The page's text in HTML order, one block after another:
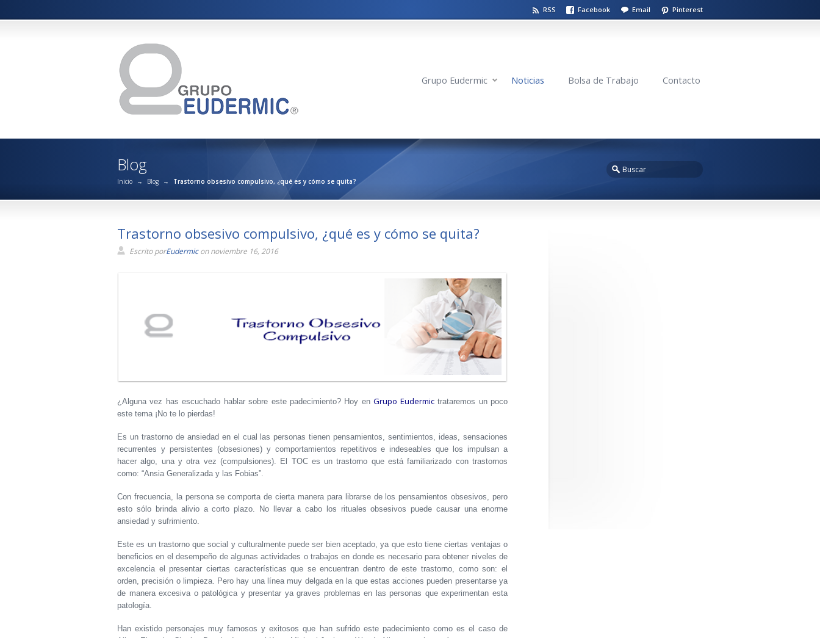
RSS Facebook Email Pinterest
Grupo Eudermic Noticias Bolsa de Trabajo Contacto
Blog
Inicio → Blog → Trastorno obsesivo compulsivo, ¿qué es y cómo se quita?
Trastorno obsesivo compulsivo, ¿qué es y cómo se quita?
Escrito porEudermicon noviembre 16, 2016
¿Alguna vez has escuchado hablar sobre este padecimiento? Hoy enGrupo Eudermictrataremos un poco
este tema ¡No te lo pierdas!
Es un trastorno de ansiedad en el cual las personas tienen pensamientos, sentimientos, ideas, sensaciones
recurrentes y persistentes (obsesiones) y comportamientos repetitivos e indeseables que los impulsan a
hacer algo, una y otra vez (compulsiones). El TOC es un trastorno que está familiarizado con trastornos
como: “Ansia Generalizada y las Fobias”.
Con frecuencia, la persona se comporta de cierta manera para librarse de los pensamientos obsesivos, pero
esto sólo brinda alivio a corto plazo. No llevar a cabo los rituales obsesivos puede causar una enorme
ansiedad y sufrimiento.
Este es un trastorno que social y culturalmente puede ser bien aceptado, ya que esto tiene ciertas ventajas o
beneficios en el desempeño de algunas actividades o trabajos en donde es necesario para obtener niveles de
excelencia el presentar ciertas características que se encuentran dentro de este trastorno, como son: el
orden, precisión o limpieza. Pero hay una línea muy delgada en la que estas acciones pueden presentarse ya
de manera excesiva o patológica y presentar ya graves problemas en las personas que experimentan esta
patología.
Han existido personajes muy famosos y exitosos que han sufrido este padecimiento como es el caso de